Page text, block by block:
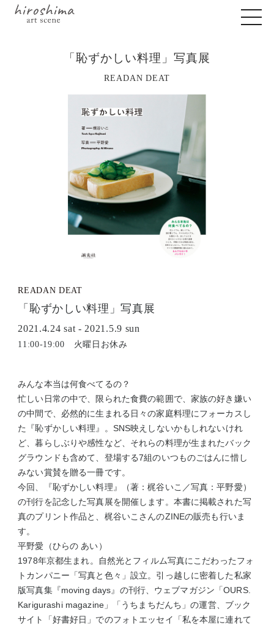
「恥ずかしい料理」写真展
READAN DEAT
READAN DEAT
「恥ずかしい料理」写真展
2021.4.24 sat - 2021.5.9 sun
11:00-19:00 火曜日お休み
みんな本当は何食べてるの？
忙しい日常の中で、限られた食費の範囲で、家族の好き嫌い
の中間で、必然的に生まれる日々の家庭料理にフォーカスし
た『恥ずかしい料理』。SNS映えしないかもしれないけれ
ど、暮らしぶりや感性など、それらの料理が生まれたバック
グラウンドも含めて、登場する7組のいつものごはんに惜し
みない賞賛を贈る一冊です。
今回、『恥ずかしい料理』（著：梶谷いこ／写真：平野愛）
の刊行を記念した写真展を開催します。本書に掲載された写
真のプリント作品と、梶谷いこさんのZINEの販売も行いま
す。
平野愛（ひらの あい）
1978年京都生まれ。自然光とフィルム写真にこだわったフォ
トカンパニー「写真と色々」設立。引っ越しに密着した私家
版写真集『moving days』の刊行、ウェブマガジン「OURS.
Karigurashi magazine」「うちまちだんち」の運営、ブック
サイト「好書好日」でのフォトエッセイ「私を本屋に連れて